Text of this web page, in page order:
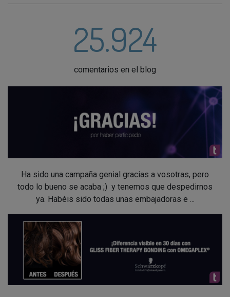
25.924
comentarios en el blog
Ha sido una campaña genial gracias a vosotras, pero
todo lo bueno se acaba ;) y tenemos que despedirnos
ya. Habéis sido todas unas embajadoras e ...